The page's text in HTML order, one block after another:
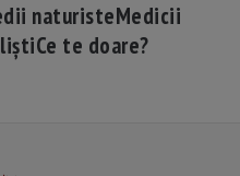
naturisteMedicii
Ce te doare?